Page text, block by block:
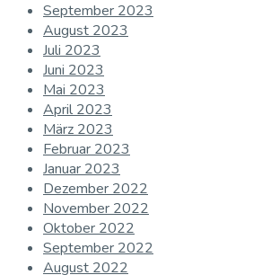
September 2023
August 2023
Juli 2023
Juni 2023
Mai 2023
April 2023
März 2023
Februar 2023
Januar 2023
Dezember 2022
November 2022
Oktober 2022
September 2022
August 2022